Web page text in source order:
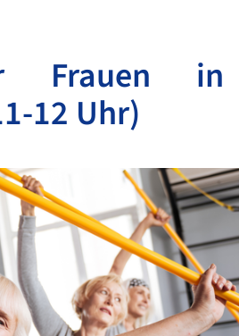
Frauen
12 Uhr)